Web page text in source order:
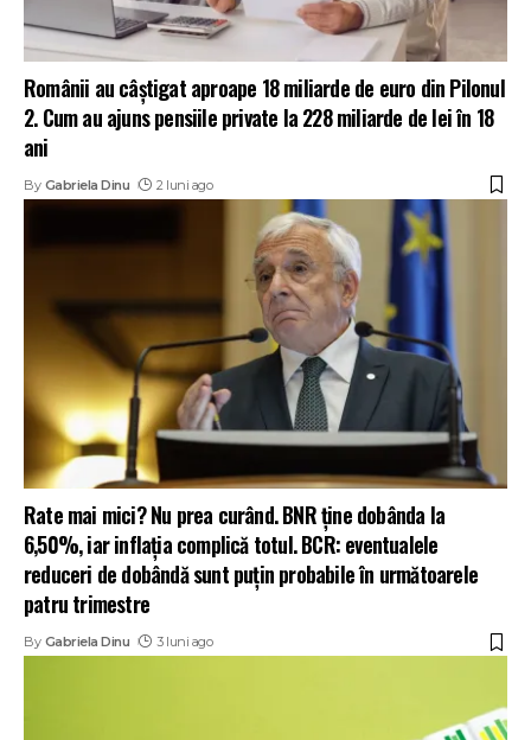
Românii au câștigat aproape 18 miliarde de euro din Pilonul
2. Cum au ajuns pensiile private la 228 miliarde de lei în 18
ani
By Gabriela Dinu 2 luni ago
Rate mai mici? Nu prea curând. BNR ține dobânda la
6,50%, iar inflația complică totul. BCR: eventualele
reduceri de dobândă sunt puțin probabile în următoarele
patru trimestre
By Gabriela Dinu 3 luni ago